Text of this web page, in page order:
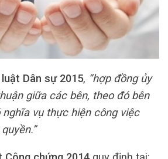
Dân sự 2015, “hợp đồng ủy
giữa các bên, theo đó bên
vụ thực hiện công việc